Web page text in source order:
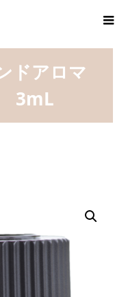
ドアロマ
3mL